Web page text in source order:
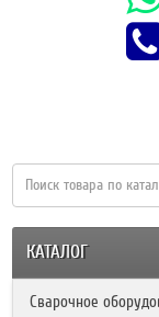
КАТАЛОГ
Сварочное